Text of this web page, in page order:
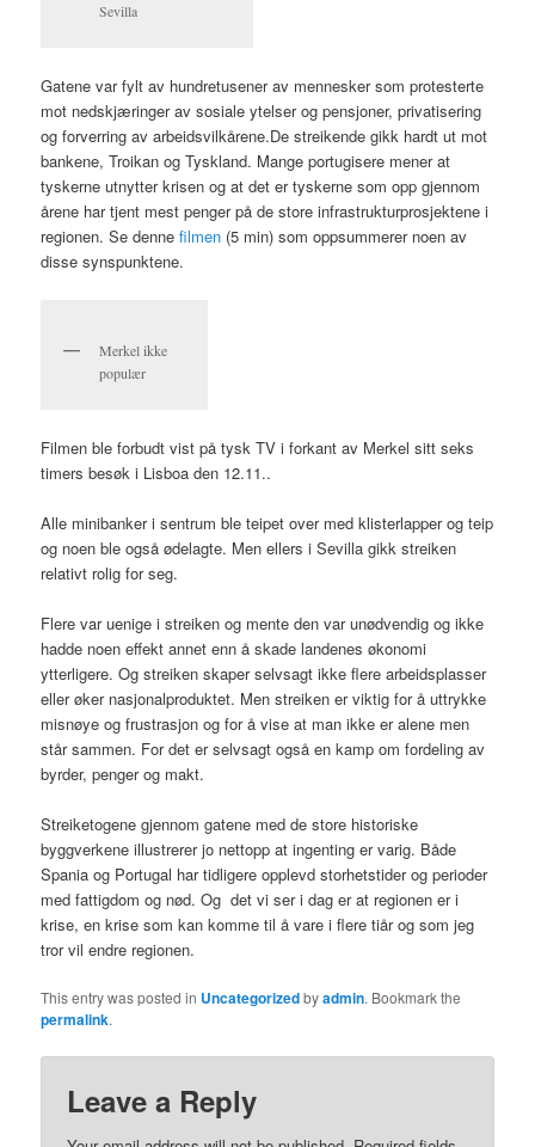
Sevilla
Gatene var fylt av hundretusener av mennesker som protesterte
mot nedskjæringer av sosiale ytelser og pensjoner, privatisering
og forverring av arbeidsvilkårene.De streikende gikk hardt ut mot
bankene, Troikan og Tyskland. Mange portugisere mener at
tyskerne utnytter krisen og at det er tyskerne som opp gjennom
årene har tjent mest penger på de store infrastrukturprosjektene i
regionen. Se dennefilmen (5 min) som oppsummerer noen av
disse synspunktene.
Merkel ikke
populær
Filmen ble forbudt vist på tysk TV i forkant av Merkel sitt seks
timers besøk i Lisboa den 12.11..
Alle minibanker i sentrum ble teipet over med klisterlapper og teip
og noen ble også ødelagte. Men ellers i Sevilla gikk streiken
relativt rolig for seg.
Flere var uenige i streiken og mente den var unødvendig og ikke
hadde noen effekt annet enn å skade landenes økonomi
ytterligere. Og streiken skaper selvsagt ikke flere arbeidsplasser
eller øker nasjonalproduktet. Men streiken er viktig for å uttrykke
misnøye og frustrasjon og for å vise at man ikke er alene men
står sammen. For det er selvsagt også en kamp om fordeling av
byrder, penger og makt.
Streiketogene gjennom gatene med de store historiske
byggverkene illustrerer jo nettopp at ingenting er varig. Både
Spania og Portugal har tidligere opplevd storhetstider og perioder
med fattigdom og nød. Og det vi ser i dag er at regionen er i
krise, en krise som kan komme til å vare i flere tiår og som jeg
tror vil endre regionen.
This entry was posted in Uncategorizedbyadmin. Bookmark the
permalink.
Leave a Reply